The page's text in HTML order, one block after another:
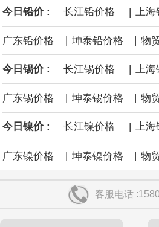
伦敦金属交易所(LME)：铜库存
8月10日消息，在岸人民币兑美
涨59点。
今日铅价 : 长江铅价格 | 上海
广东铅价格 坤泰铅价格 物
今日锡价 : 长江锡价格 | 上海
广东锡价格 坤泰锡价格 物
今日镍价 : 长江镍价格 | 上海
广东镍价格 | 坤泰镍价格 | 物
客服电话